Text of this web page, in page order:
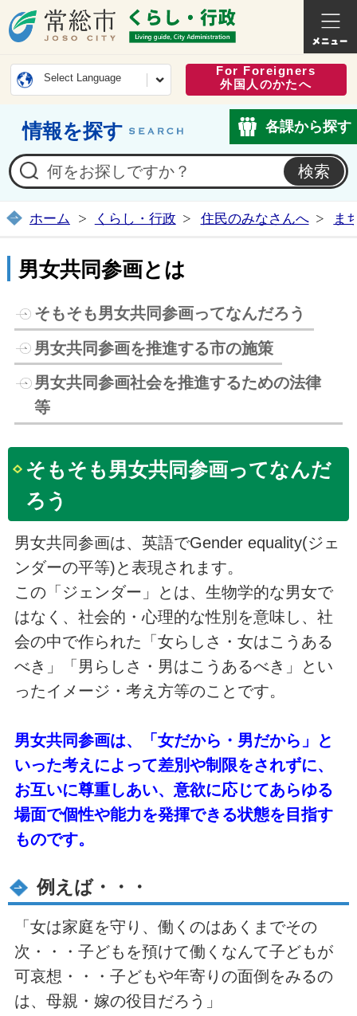
常総市公式ホームページ
くらし
Select Language
For Foreigners
外国人のかたへ
情報を探す 各課から探す
ホーム くらし・行政 住民のみなさんへ ま
男女共同参画とは
そもそも男女共同参画ってなんだろう
男女共同参画を推進する市の施策
男女共同参画社会を推進するための法律
等
そもそも男女共同参画ってなんだ
ろう
男女共同参画は、英語でGender equality(ジェ
ンダーの平等)と表現されます。
この「ジェンダー」とは、生物学的な男女で
はなく、社会的・心理的な性別を意味し、社
会の中で作られた「女らしさ・女はこうある
べき」「男らしさ・男はこうあるべき」とい
ったイメージ・考え方等のことです。
男女共同参画は、「女だから・男だから」と
いった考えによって差別や制限をされずに、
お互いに尊重しあい、意欲に応じてあらゆる
場面で個性や能力を発揮できる状態を目指す
ものです。
例えば・・・
「女は家庭を守り、働くのはあくまでその
次・・・子どもを預けて働くなんて子どもが
可哀想・・・子どもや年寄りの面倒をみるの
は、母親・嫁の役目だろう」